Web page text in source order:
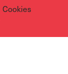
Cookies